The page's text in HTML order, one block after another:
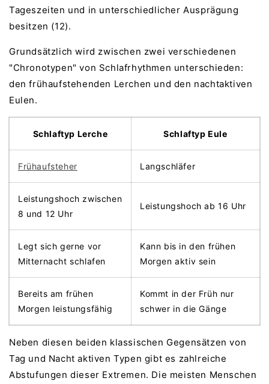
Tageszeiten und in unterschiedlicher Ausprägung
besitzen (12).
Grundsätzlich wird zwischen zwei verschiedenen
"Chronotypen" von Schlafrhythmen unterschieden:
den frühaufstehenden Lerchen und den nachtaktiven
Eulen.
Schlaftyp Lerche Schlaftyp Eule
Frühaufsteher Langschläfer
Leistungshoch zwischen
8 und 12 Uhr
Leistungshoch ab 16 Uhr
Legt sich gerne vor
Mitternacht schlafen
Kann bis in den frühen
Morgen aktiv sein
Bereits am frühen
Morgen leistungsfähig
Kommt in der Früh nur
schwer in die Gänge
Neben diesen beiden klassischen Gegensätzen von
Tag und Nacht aktiven Typen gibt es zahlreiche
Abstufungen dieser Extremen. Die meisten Menschen